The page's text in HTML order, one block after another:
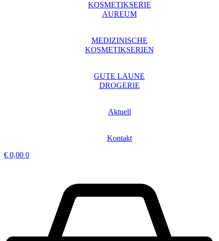
KOSMETIKSERIE
AUREUM
MEDIZINISCHE
KOSMETIKSERIEN
GUTE LAUNE
DROGERIE
Aktuell
Kontakt
€ 0,00 0